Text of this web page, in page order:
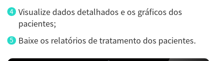
Visualize dados detalhados e os gráficos dos
pacientes;
Baixe os relatórios de tratamento dos pacientes.